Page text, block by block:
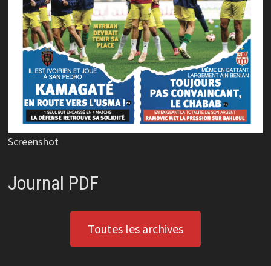
Screenshot
Journal PDF
Toutes les archives